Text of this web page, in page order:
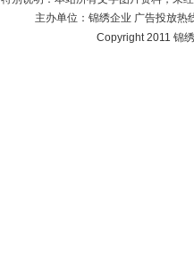
主办单位： 锦绣企业 广告投放热
Copyright 2011 锦